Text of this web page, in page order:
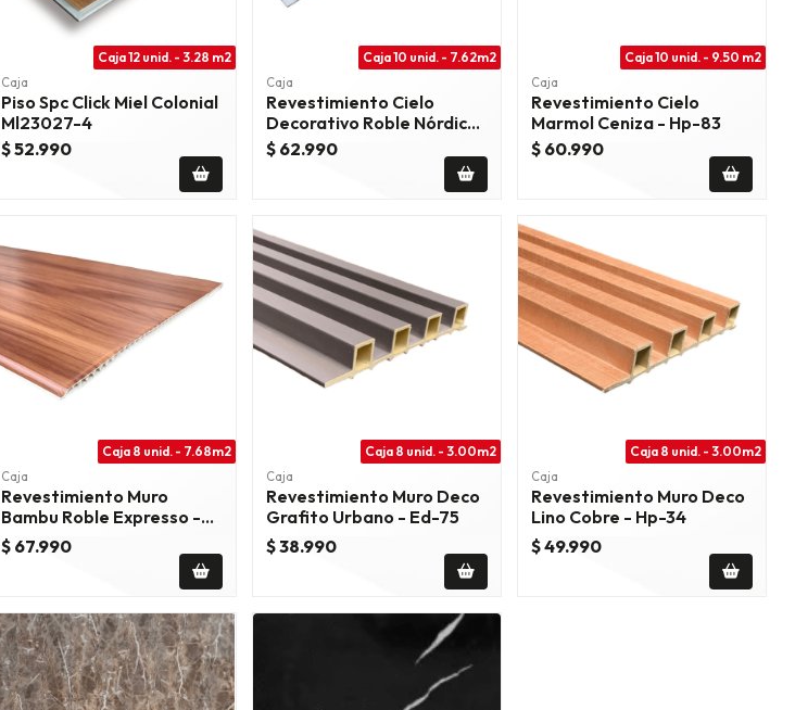
Caja 12 unid. - 3.28 m2
Caja
Piso Spc Click Miel Colonial
Ml23027-4
$ 52.990
Caja 10 unid. - 7.62m2
Caja
Revestimiento Cielo
Decorativo Roble Nórdico
Natural X-8011
$ 62.990
Caja 10 unid. - 9.50 m2
Caja
Revestimiento Cielo
Marmol Ceniza - Hp-83
$ 60.990
Caja 8 unid. - 7.68m2
Caja
Revestimiento Muro
Bambu Roble Expresso -
Rc-851
$ 67.990
Caja 8 unid. - 3.00m2
Caja
Revestimiento Muro Deco
Grafito Urbano - Ed-75
$ 38.990
Caja 8 unid. - 3.00m2
Caja
Revestimiento Muro Deco
Lino Cobre - Hp-34
$ 49.990